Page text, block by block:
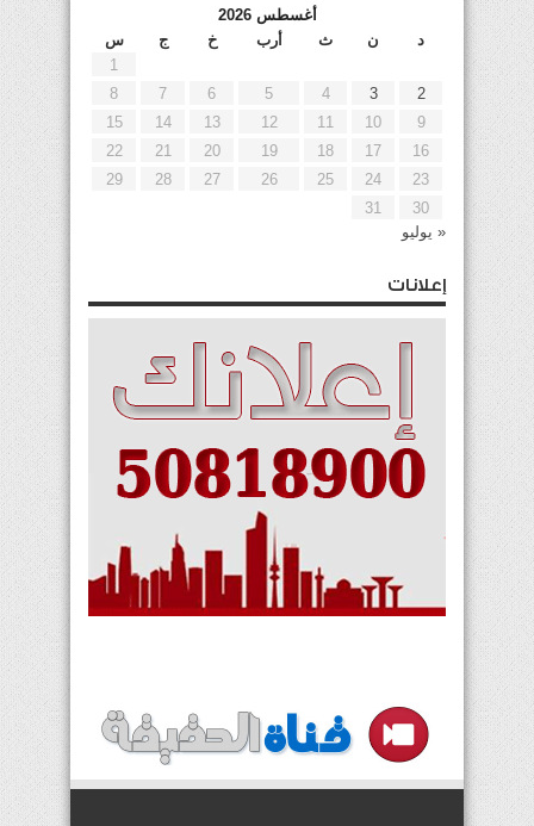
أغسطس 2026
د
ن ث أرب خ ج
س
1
2
3
4
5
6
7
8
9
10
11
12
13
14
15
16
17
18
19
20
21
22
23
24
25
26
27
28
29
30
31
« يوليو
إعلانات